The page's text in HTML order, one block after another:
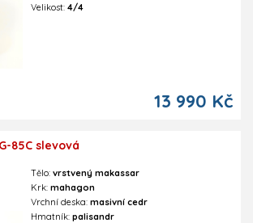
Velikost:4/4
13 990 Kč
85C slevová
Tělo:vrstvený makassar
Krk:mahagon
Vrchní deska:masivní cedr
Hmatník:palisandr